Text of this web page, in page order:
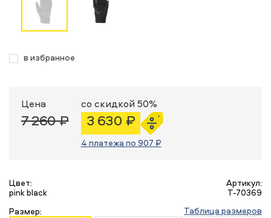
в избранное
Цена
7 260 ₽
со скидкой 50%
3 630 ₽
4 платежа по 907 ₽
Цвет:
pink black
Артикул:
T-70369
Размер:
Таблица размеров